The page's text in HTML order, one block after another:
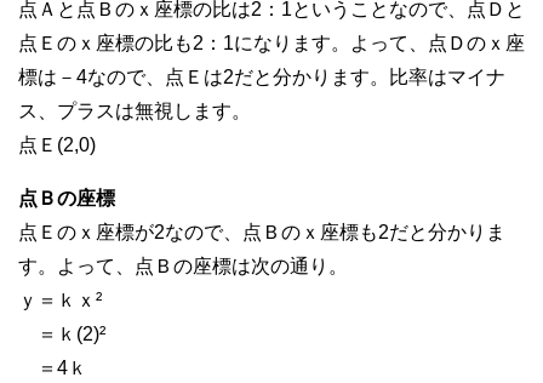
点Ａと点Ｂのｘ座標の比は2：1ということなので、点Ｄと
点Ｅのｘ座標の比も2：1になります。よって、点Ｄのｘ座
標は－4なので、点Ｅは2だと分かります。比率はマイナ
ス、プラスは無視します。
点Ｅ(2,0)
点Ｂの座標
点Ｅのｘ座標が2なので、点Ｂのｘ座標も2だと分かりま
す。よって、点Ｂの座標は次の通り。
ｙ＝ｋｘ²
＝ｋ(2)²
＝4ｋ